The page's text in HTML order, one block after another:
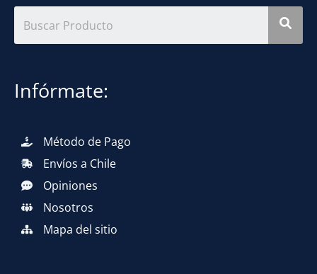
Infórmate:
Método de Pago
Envíos a Chile
Opiniones
Nosotros
Mapa del sitio